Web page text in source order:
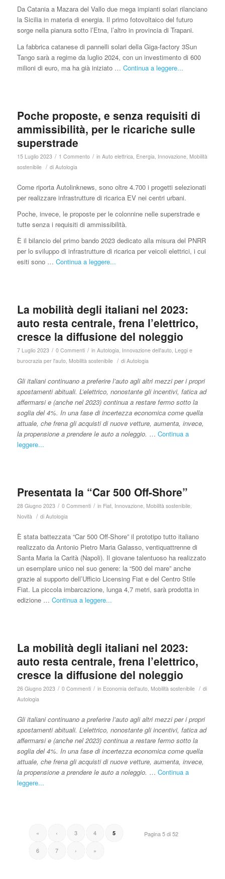
Da Catania a Mazara del Vallo due mega impianti solari rilanciano
la Sicilia in materia di energia. Il primo fotovoltaico del futuro
sorge nella pianura sotto l’Etna, l’altro in provincia di Trapani.
La fabbrica catanese di pannelli solari della Giga-factory 3Sun
Tango sarà a regime da luglio 2024, con un investimento di 600
milioni di euro, ma ha già iniziato … Continua a leggere...
Poche proposte, e senza requisiti di
ammissibilità, per le ricariche sulle
superstrade
15 Luglio 2023 / 1 Commento / in Auto elettrica Energia Innovazione, Mobilità
sostenibile / di Autologia
Come riporta Autolinknews, sono oltre 4.700 i progetti selezionati
per realizzare infrastrutture di ricarica EV nei centri urbani.
Poche, invece, le proposte per le colonnine nelle superstrade e
tutte senza i requisiti di ammissibilità.
È il bilancio del primo bando 2023 dedicato alla misura del PNRR
per lo sviluppo di infrastrutture di ricarica per veicoli elettrici, i cui
esiti sono … Continua a leggere...
La mobilità degli italiani nel 2023:
auto resta centrale, frena l’elettrico,
cresce la diffusione del noleggio
7 Luglio 2023 / 0 Commenti / in Autologia Innovazione dell'auto, Leggi e
burocrazia per l'auto, Mobilità sostenibile / di Autologia
Gli italiani continuano a preferire l’auto agli altri mezzi per i propri
spostamenti abituali. L’elettrico, nonostante gli incentivi, fatica ad
affermarsi e (anche nel 2023) continua a restare fermo sotto la
soglia del 4%. In una fase di incertezza economica come quella
attuale, che frena gli acquisti di nuove vetture, aumenta, invece,
la propensione a prendere le auto a noleggio. … Continua a
leggere...
Presentata la “Car 500 Off-Shore”
28 Giugno 2023 / 0 Commenti / in Fiat, Innovazione, Mobilità sostenibile,
Novità / di Autologia
È stata battezzata “Car 500 Off-Shore” il prototipo tutto italiano
realizzato da Antonio Pietro Maria Galasso, ventiquattrenne di
Santa Maria la Carità (Napoli). Il giovane talentuoso ha realizzato
un esemplare unico nel suo genere: la “500 del mare” anche
grazie al supporto dell’Ufficio Licensing Fiat e del Centro Stile
Fiat. La piccola imbarcazione, lunga 4,7 metri, sarà prodotta in
edizione … Continua a leggere...
La mobilità degli italiani nel 2023:
auto resta centrale, frena l’elettrico,
cresce la diffusione del noleggio
26 Giugno 2023 / 0 Commenti / in Economia dell'auto, Mobilità sostenibile / di
Autologia
Gli italiani continuano a preferire l’auto agli altri mezzi per i propri
spostamenti abituali. L’elettrico, nonostante gli incentivi, fatica ad
affermarsi e (anche nel 2023) continua a restare fermo sotto la
soglia del 4%. In una fase di incertezza economica come quella
attuale, che frena gli acquisti di nuove vetture, aumenta, invece,
la propensione a prendere le auto a noleggio. … Continua a
leggere...
Pagina 5 di 52
« ‹ 3 4 5
6 7 › »